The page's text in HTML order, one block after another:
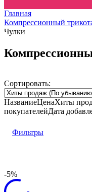
Главная
Компрессионный
Чулки
Сортировать:
НазваниеЦенаХиты
покупателейДата
Фильтры
-5%